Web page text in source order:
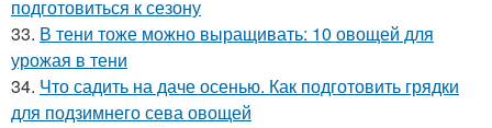
подготовиться к сезону
33. В тени тоже можно выращивать: 10 овощей для
урожая в тени
34. Что садить на даче осенью. Как подготовить грядки
для подзимнего сева овощей